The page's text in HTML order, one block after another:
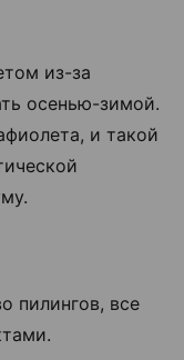
из-за
осенью-зимой.
и такой
пилингов, все